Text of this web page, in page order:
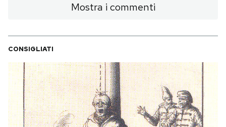
Mostra i commenti
CONSIGLIATI